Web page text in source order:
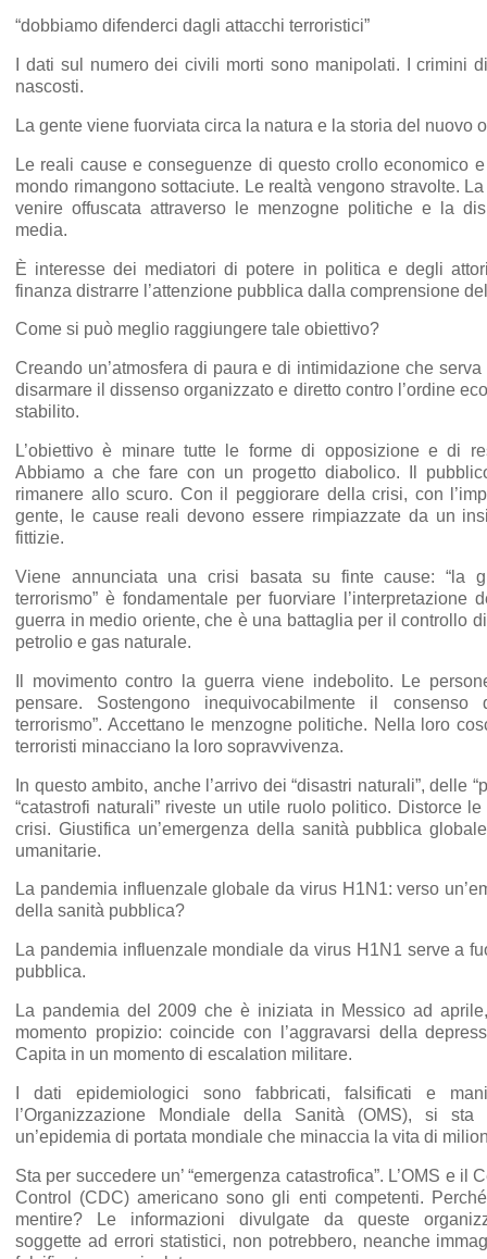
“dobbiamo difenderci dagli attacchi terroristici”
I dati sul numero dei civili morti sono manipolati. I crimini
nascosti.
La gente viene fuorviata circa la natura e la storia del nuovo
Le reali cause e conseguenze di questo crollo economico
mondo rimangono sottaciute. Le realtà vengono stravolte. La
venire offuscata attraverso le menzogne politiche e la
media.
È interesse dei mediatori di potere in politica e degli
finanza distrarre l’attenzione pubblica dalla comprensione
Come si può meglio raggiungere tale obiettivo?
Creando un’atmosfera di paura e di intimidazione che
disarmare il dissenso organizzato e diretto contro l’ordine
stabilito.
L’obiettivo è minare tutte le forme di opposizione e di
Abbiamo a che fare con un progetto diabolico. Il
rimanere allo scuro. Con il peggiorare della crisi, con
gente, le cause reali devono essere rimpiazzate da un
fittizie.
Viene annunciata una crisi basata su finte cause: “la
terrorismo” è fondamentale per fuorviare l’interpretazione
guerra in medio oriente, che è una battaglia per il controllo
petrolio e gas naturale.
Il movimento contro la guerra viene indebolito. Le
pensare. Sostengono inequivocabilmente il consenso
terrorismo”. Accettano le menzogne politiche. Nella loro
terroristi minacciano la loro sopravvivenza.
In questo ambito, anche l’arrivo dei “disastri naturali”, delle
“catastrofi naturali” riveste un utile ruolo politico. Distorce
crisi. Giustifica un’emergenza della sanità pubblica
umanitarie.
La pandemia influenzale globale da virus H1N1: verso
della sanità pubblica?
La pandemia influenzale mondiale da virus H1N1 serve a
pubblica.
La pandemia del 2009 che è iniziata in Messico ad
momento propizio: coincide con l’aggravarsi della
Capita in un momento di escalation militare.
I dati epidemiologici sono fabbricati, falsificati e
l’Organizzazione Mondiale della Sanità (OMS), si sta
un’epidemia di portata mondiale che minaccia la vita di
Sta per succedere un’ “emergenza catastrofica”. L’OMS e il
Control (CDC) americano sono gli enti competenti.
mentire? Le informazioni divulgate da queste
soggette ad errori statistici, non potrebbero, neanche